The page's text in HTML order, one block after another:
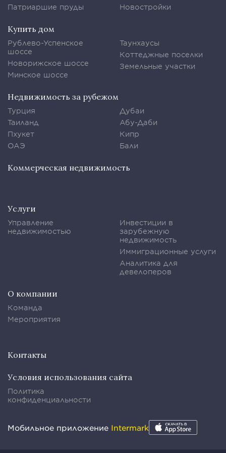
Патриаршие пруды
Новостройки
Купить дом
Рублево-Успенское
шоссе
Новорижское шоссе
Минское шоссе
Таунхаусы
Коттеджные поселки
Земельные участки
Недвижимость за рубежом
Турция
Таиланд
Пхукет
ОАЭ
Дубаи
Абу-Даби
Кипр
Бали
Коммерческая недвижимость
Услуги
Управление
недвижимостью
Инвестиции в
зарубежную
недвижимость
Иммиграционные услуги
Аналитика для
девелоперов
О компании
Команда
Мероприятия
Контакты
Условия использования сайта
Политика
конфиденциальности
Мобильное приложение Intermark